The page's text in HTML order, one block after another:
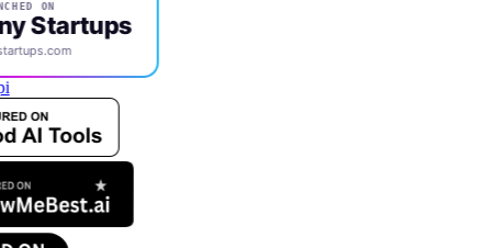
ON
Startups